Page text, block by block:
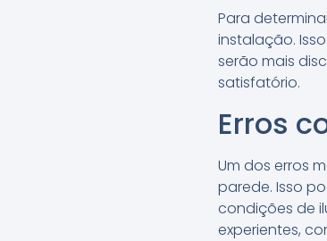
Para
instalação.
serão mais
satisfatório.
Erros
Um dos erros
parede. Isso
condições de
experientes,